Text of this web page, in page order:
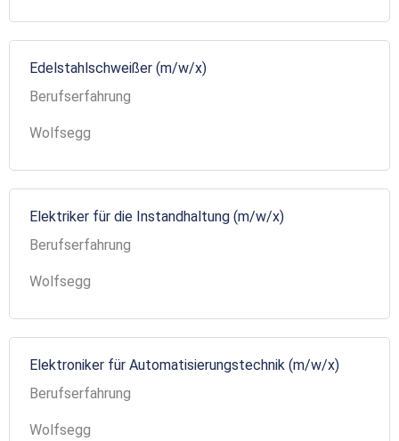
Edelstahlschweißer (m/w/x)
Berufserfahrung
Wolfsegg
Elektriker für die Instandhaltung (m/w/x)
Berufserfahrung
Wolfsegg
Elektroniker für Automatisierungstechnik (m/w/x)
Berufserfahrung
Wolfsegg